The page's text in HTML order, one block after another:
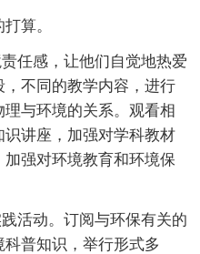
算。
任感，让他们自觉地热爱
不同的教学内容，进行
与环境的关系。观看相
讲座，加强对学科教材
强对环境教育和环境保
活动。订阅与环保有关的
普知识，举行形式多